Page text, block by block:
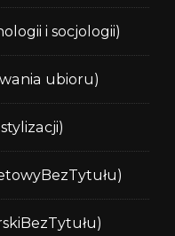
i socjologii)
ubioru)